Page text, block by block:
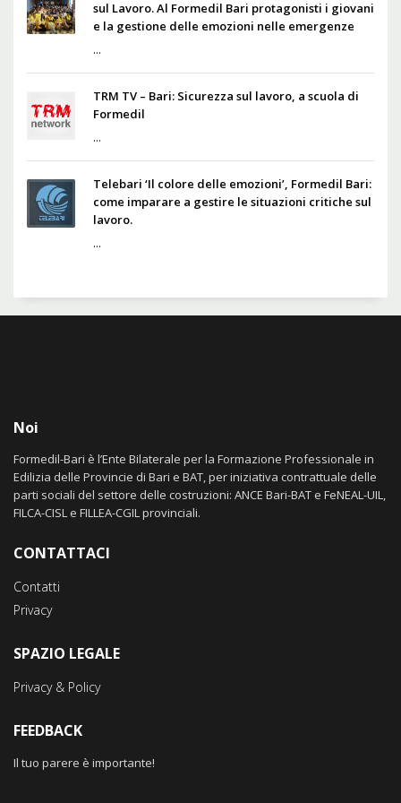
sul Lavoro. Al Formedil Bari protagonisti i giovani
e la gestione delle emozioni nelle emergenze
...
TRM TV – Bari: Sicurezza sul lavoro, a scuola di
Formedil
...
Telebari ‘Il colore delle emozioni’, Formedil Bari:
come imparare a gestire le situazioni critiche sul
lavoro.
...
Noi
Formedil-Bari è l’Ente Bilaterale per la Formazione Professionale in
Edilizia delle Provincie di Bari e BAT, per iniziativa contrattuale delle
parti sociali del settore delle costruzioni: ANCE Bari-BAT e FeNEAL-UIL,
FILCA-CISL e FILLEA-CGIL provinciali.
CONTATTACI
Contatti
Privacy
SPAZIO LEGALE
Privacy & Policy
FEEDBACK
Il tuo parere è importante!